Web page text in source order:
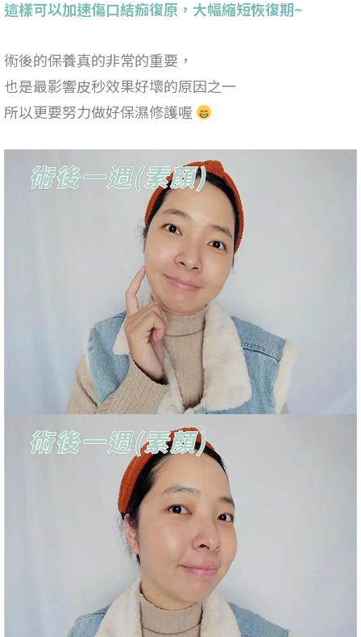
這樣可以加速傷口結痂復原，大幅縮短恢復期~
術後的保養真的非常的重要，
也是最影響皮秒效果好壞的原因之一
所以更要努力做好保濕修護喔